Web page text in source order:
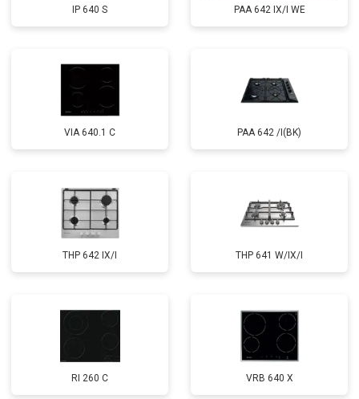
IP 640 S PAA 642 IX/I WE
VIA 640.1 C PAA 642 /I(BK)
THP 642 IX/I THP 641 W/IX/I
RI 260 C VRB 640 X